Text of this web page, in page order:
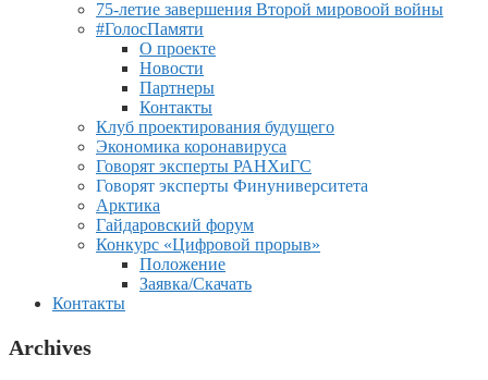
75-летие завершения Второй мировоой войны
#ГолосПамяти
О проекте
Новости
Партнеры
Контакты
Клуб проектирования будущего
Экономика коронавируса
Говорят эксперты РАНХиГС
Говорят эксперты Финуниверситета
Арктика
Гайдаровский форум
Конкурс «Цифровой прорыв»
Положение
Заявка/Скачать
Контакты
Archives